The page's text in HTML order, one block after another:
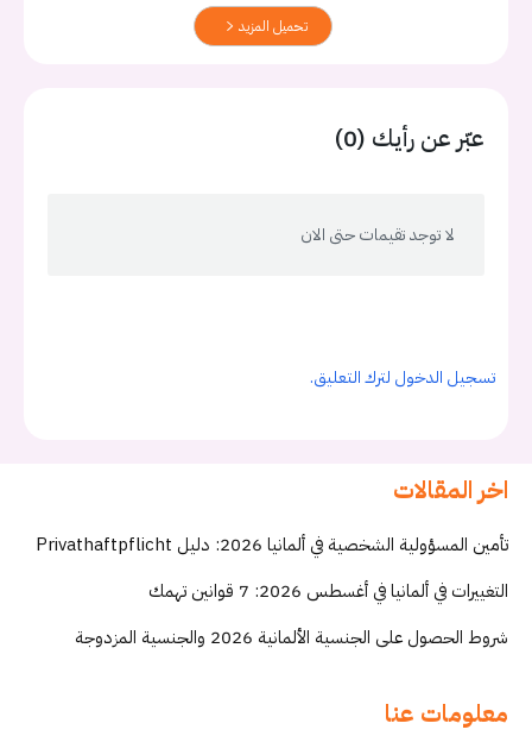
تحميل المزيد
عبّر عن رأيك (0)
لا توجد تقيمات حتى الان
تسجيل الدخول لترك التعليق.
اخر المقالات
تأمين المسؤولية الشخصية في ألمانيا 2026: دليل Privathaftpflicht
التغييرات في ألمانيا في أغسطس 2026: 7 قوانين تهمك
شروط الحصول على الجنسية الألمانية 2026 والجنسية المزدوجة
معلومات عنا